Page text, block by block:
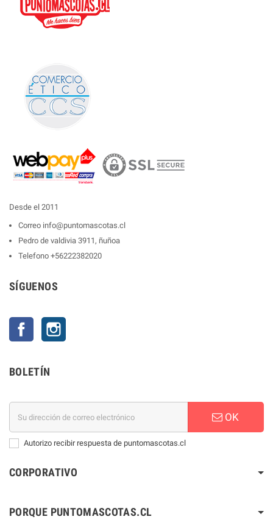
Desde el 2011
Correo info@puntomascotas.cl
Pedro de valdivia 3911, ñuñoa
Telefono +56222382020
SÍGUENOS
Facebook
BOLETÍN
OK
Autorizo recibir respuesta de puntomascotas.cl
CORPORATIVO
PORQUE PUNTOMASCOTAS.CL